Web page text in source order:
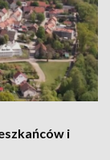
i